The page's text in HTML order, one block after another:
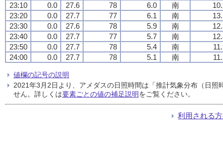
23:10
0.0 27.6 78 6.0 南
23:20
0.0 27.7 77 6.1 南
23:30
0.0 27.6 78 5.9 南
23:40
0.0 27.7 77 5.7 南
23:50
0.0 27.7 78 5.4 南
24:00
0.0 27.7 78 5.1 南
値欄の記号の説明
2021年3月2日より、アメダスの日照時間は「推計気象分布（日
せん。詳しくは要素ごとの値の補足説明をご覧ください。
利用される